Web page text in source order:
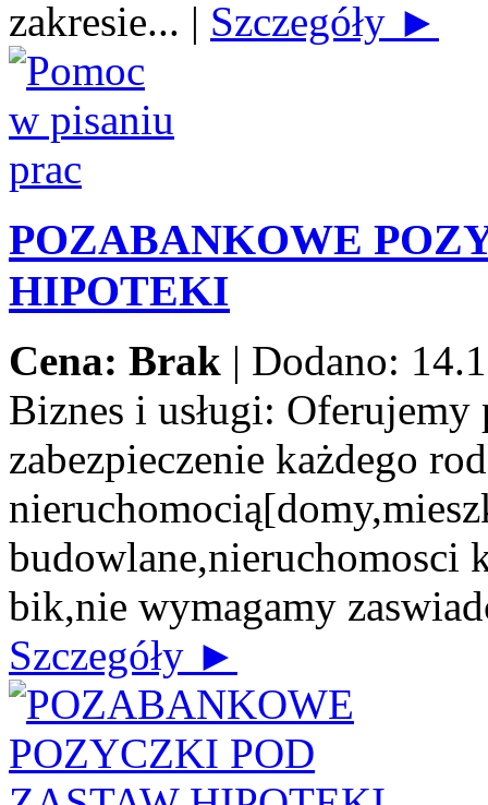
zakresie... | Szczegóły ►
POZABANKOWE
HIPOTEKI
Cena: Brak | Dodano:
Biznes i usługi: Oferujemy
zabezpieczenie każdego
budowlane,nieruchomosci
bik,nie wymagamy
Szczegóły ►